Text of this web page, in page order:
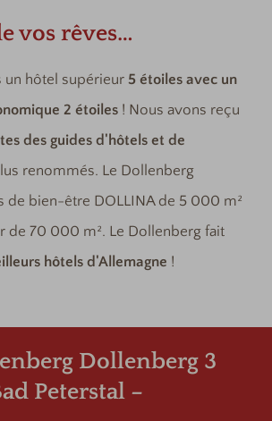
vos rêves…
un hôtel supérieur 5 étoiles avec un
2 étoiles! Nous avons reçu
des guides d'hôtels et de
renommés. Le Dollenberg
de bien-être DOLLINA de 5 000 m²
de 70 000 m². Le Dollenberg fait
hôtels d'Allemagne !
Dollenberg 3
Peterstal –